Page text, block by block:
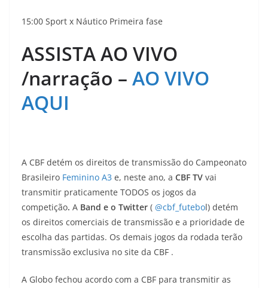
15:00 Sport x Náutico Primeira fase
ASSISTA AO VIVO
/narração – AO VIVO
AQUI
A CBF detém os direitos de transmissão do Campeonato
Brasileiro Feminino A3 e, neste ano, a CBF TV vai
transmitir praticamente TODOS os jogos da
competição. A Band e o Twitter ( @cbf_futebol) detém
os direitos comerciais de transmissão e a prioridade de
escolha das partidas. Os demais jogos da rodada terão
transmissão exclusiva no site da CBF .
A Globo fechou acordo com a CBF para transmitir as